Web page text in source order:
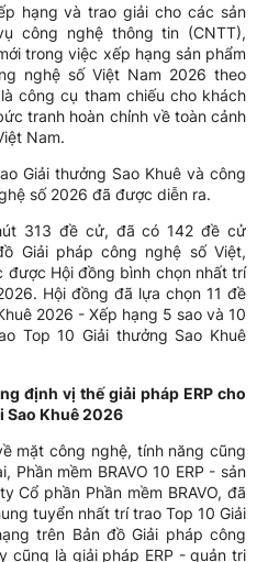
hạng và trao giải cho các sản
công nghệ thông tin (CNTT),
trong việc xếp hạng sản phẩm
nghệ số Việt Nam 2026 theo
công cụ tham chiếu cho khách
tranh hoàn chỉnh về toàn cảnh
Nam.
Giải thưởng Sao Khuê và công
số 2026 đã được diễn ra.
313 đề cử, đã có 142 đề cử
Giải pháp công nghệ số Việt,
Hội đồng bình chọn nhất trí
Hội đồng đã lựa chọn 11 đề
2026 - Xếp hạng 5 sao và 10
Top 10 Giải thưởng Sao Khuê
định vị thế giải pháp ERP cho
Sao Khuê 2026
mặt công nghệ, tính năng cũng
Phần mềm BRAVO 10 ERP - sản
Cổ phần Phần mềm BRAVO, đã
tuyển nhất trí trao Top 10 Giải
trên Bản đồ Giải pháp công
cũng là giải pháp ERP - quản trị